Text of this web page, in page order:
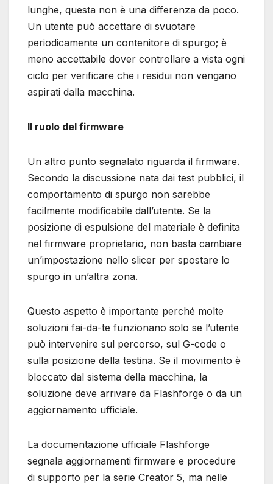
lunghe, questa non è una differenza da poco.
Un utente può accettare di svuotare
periodicamente un contenitore di spurgo; è
meno accettabile dover controllare a vista ogni
ciclo per verificare che i residui non vengano
aspirati dalla macchina.
Il ruolo del firmware
Un altro punto segnalato riguarda il firmware.
Secondo la discussione nata dai test pubblici, il
comportamento di spurgo non sarebbe
facilmente modificabile dall’utente. Se la
posizione di espulsione del materiale è definita
nel firmware proprietario, non basta cambiare
un’impostazione nello slicer per spostare lo
spurgo in un’altra zona.
Questo aspetto è importante perché molte
soluzioni fai-da-te funzionano solo se l’utente
può intervenire sul percorso, sul G-code o
sulla posizione della testina. Se il movimento è
bloccato dal sistema della macchina, la
soluzione deve arrivare da Flashforge o da un
aggiornamento ufficiale.
La documentazione ufficiale Flashforge
segnala aggiornamenti firmware e procedure
di supporto per la serie Creator 5, ma nelle